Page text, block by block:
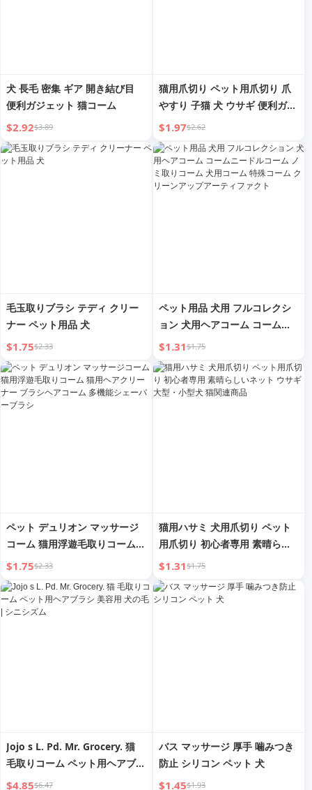
犬 長毛 密集 ギア 開き結び目
便利ガジェット 猫コーム
$2.92$3.89
猫用爪切り ペット用爪切り 爪
やすり 子猫 犬 ウサギ 便利ガジ
ェット 小型 ブラインドシザー
用品
$1.97$2.62
毛玉取りブラシ テディ クリー
ナー ペット用品 犬
$1.75$2.33
ペット用品 犬用 フルコレクシ
ョン 犬用ヘアコーム コームニ
ードルコーム ノミ取りコーム
犬用コーム 特殊コーム クリー
ンアップアーティファクト
$1.31$1.75
ペット デュリオン マッサージ
コーム 猫用浮遊毛取りコーム
猫用ヘアクリーナー ブラシヘア
コーム 多機能シェーバーブラシ
$1.75$2.33
猫用ハサミ 犬用爪切り ペット
用爪切り 初心者専用 素晴らし
いネット ウサギ 大型・小型犬
猫関連商品
$1.31$1.75
Jojo s L. Pd. Mr. Grocery. 猫
毛取りコーム ペット用ヘアブラ
シ 美容用 犬の毛 | シニシズム
$4.85$6.47
バス マッサージ 厚手 噛みつき
防止 シリコン ペット 犬
$1.45$1.93